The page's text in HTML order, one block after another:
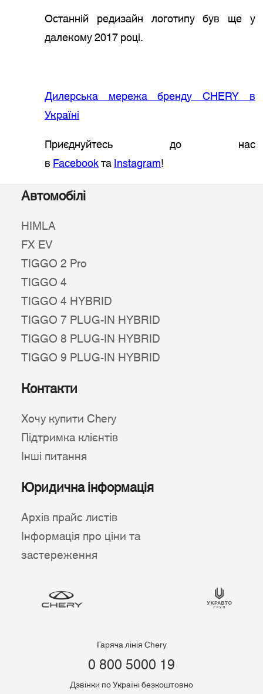
Останній редизайн логотипу був ще у
далекому 2017 році.
Дилерська мережа бренду CHERY в
Україні
Приєднуйтесь до нас
вFacebookтаInstagram!
Автомобілі
HIMLA
FX EV
TIGGO 2 Pro
TIGGO 4
TIGGO 4 HYBRID
TIGGO 7 PLUG-IN HYBRID
TIGGO 8 PLUG-IN HYBRID
TIGGO 9 PLUG-IN HYBRID
Контакти
Хочу купити Chery
Підтримка клієнтів
Інші питання
Юридична інформація
Архів прайс листів
Інформація про ціни та
застереження
Гаряча лінія Chery
0 800 5000 19
Дзвінки по Україні безкоштовно